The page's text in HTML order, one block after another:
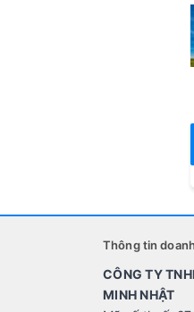
Thông tin
CÔNG TY
MINH NHẬT